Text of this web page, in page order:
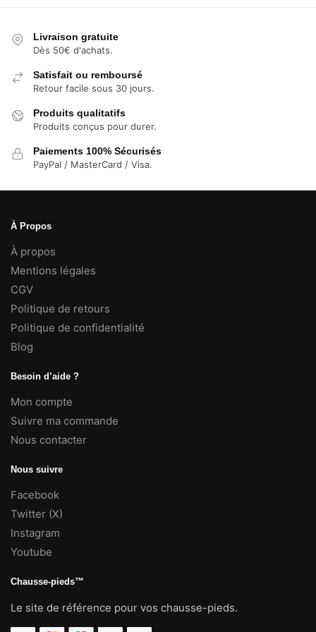
la
page
produit
Livraison gratuite
Dès 50€ d'achats.
Satisfait ou remboursé
Retour facile sous 30 jours.
Produits qualitatifs
Produits conçus pour durer.
Paiements 100% Sécurisés
PayPal / MasterCard / Visa.
À Propos
À propos
Mentions légales
CGV
Politique de retours
Politique de confidentialité
Blog
Besoin d’aide ?
Mon compte
Suivre ma commande
Nous contacter
Nous suivre
Facebook
Twitter (X)
Instagram
Youtube
Chausse-pieds™
Le site de référence pour vos chausse-pieds.